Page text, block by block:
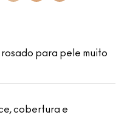
cobertura e
rosado para pele muito